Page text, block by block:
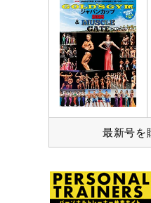
最新号を